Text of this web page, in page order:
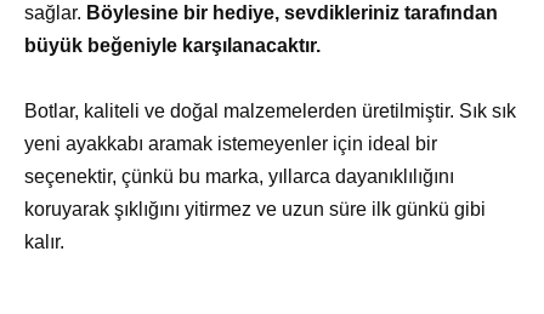
sağlar. Böylesine bir hediye, sevdikleriniz tarafından
büyük beğeniyle karşılanacaktır.
Botlar, kaliteli ve doğal malzemelerden üretilmiştir. Sık sık
yeni ayakkabı aramak istemeyenler için ideal bir
seçenektir, çünkü bu marka, yıllarca dayanıklılığını
koruyarak şıklığını yitirmez ve uzun süre ilk günkü gibi
kalır.